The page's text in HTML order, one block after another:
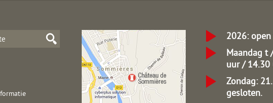
2026:
Maandag t
uur /
Zondag:
gesloten.